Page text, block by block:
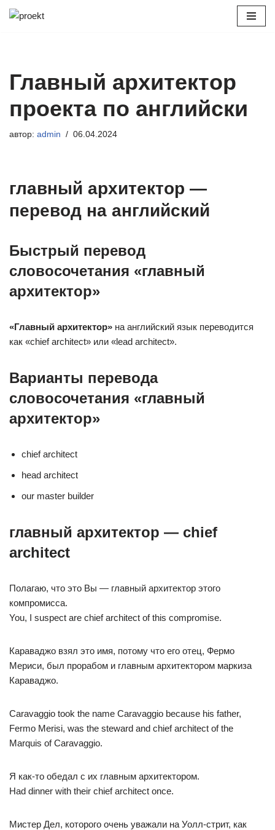
Главный архитектор
проекта по английски
автор: admin 06.04.2024
главный архитектор —
перевод на английский
Быстрый перевод
словосочетания «главный
архитектор»
«Главный архитектор» на английский язык переводится
как «chief architect» или «lead architect».
Варианты перевода
словосочетания «главный
архитектор»
chief architect
head architect
our master builder
главный архитектор — chief
architect
Полагаю, что это Вы — главный архитектор этого
компромисса.
You, I suspect are chief architect of this compromise.
Караваджо взял это имя, потому что его отец, Фермо
Мериси, был прорабом и главным архитектором маркиза
Караваджо.
Caravaggio took the name Caravaggio because his father,
Fermo Merisi, was the steward and chief architect of the
Marquis of Caravaggio.
Я как-то обедал с их главным архитектором.
Had dinner with their chief architect once.
Мистер Дел, которого очень уважали на Уолл-стрит, как